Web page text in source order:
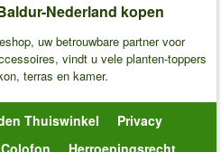
Nederland kopen
uw betrouwbare partner voor
vindt u vele planten-toppers
terras en kamer.
Thuiswinkel
Privacy
Colofon Herroepingsrecht